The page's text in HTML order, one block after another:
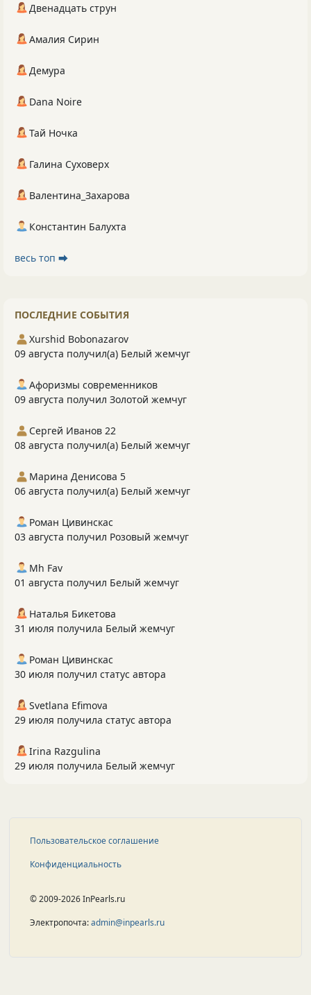
Двенадцать струн
Амалия Сирин
Демура
Dana Noire
Тай Ночка
Галина Суховерх
Валентина_Захарова
Константин Балухта
весь топ ⮕
ПОСЛЕДНИЕ СОБЫТИЯ
Xurshid Bobonazarov
09 августа получил(а) Белый жемчуг
Афоризмы современников
09 августа получил Золотой жемчуг
Сергей Иванов 22
08 августа получил(а) Белый жемчуг
Марина Денисова 5
06 августа получил(а) Белый жемчуг
Роман Цивинскас
03 августа получил Розовый жемчуг
Mh Fav
01 августа получил Белый жемчуг
Наталья Бикетова
31 июля получила Белый жемчуг
Роман Цивинскас
30 июля получил статус автора
Svetlana Efimova
29 июля получила статус автора
Irina Razgulina
29 июля получила Белый жемчуг
Пользовательское соглашение
Конфиденциальность
© 2009-2026 InPearls.ru
Электропочта:admin@inpearls.ru